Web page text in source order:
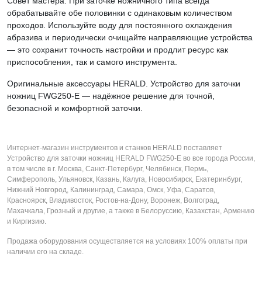
обрабатывайте обе половинки с одинаковым количеством
проходов. Используйте воду для постоянного охлаждения
абразива и периодически очищайте направляющие устройства
— это сохранит точность настройки и продлит ресурс как
приспособления, так и самого инструмента.
Оригинальные аксессуары HERALD. Устройство для заточки
ножниц FWG250-E — надёжное решение для точной,
безопасной и комфортной заточки.
Интернет-магазин инструментов и станков HERALD поставляет
Устройство для заточки ножниц HERALD FWG250-E во все города России,
в том числе в г. Москва, Санкт-Петербург, Челябинск, Пермь,
Симферополь, Ульяновск, Казань, Калуга, Новосибирск, Екатеринбург,
Нижний Новгород, Калининград, Самара, Омск, Уфа, Саратов,
Красноярск, Владивосток, Ростов-на-Дону, Воронеж, Волгоград,
Махачкала, Грозный и другие, а также в Белоруссию, Казахстан, Армению
и Киргизию.
Продажа оборудования осуществляется на условиях 100% оплаты при
наличии его на складе.